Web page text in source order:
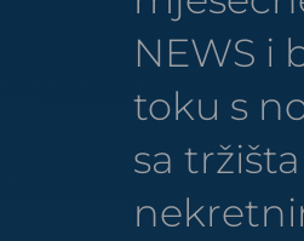
NEWS i
toku s
sa tržišta